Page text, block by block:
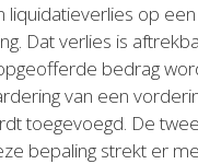
liquidatieverlies op
Dat verlies is
bedrag
van een
toegevoegd. De
bepaling strekt er